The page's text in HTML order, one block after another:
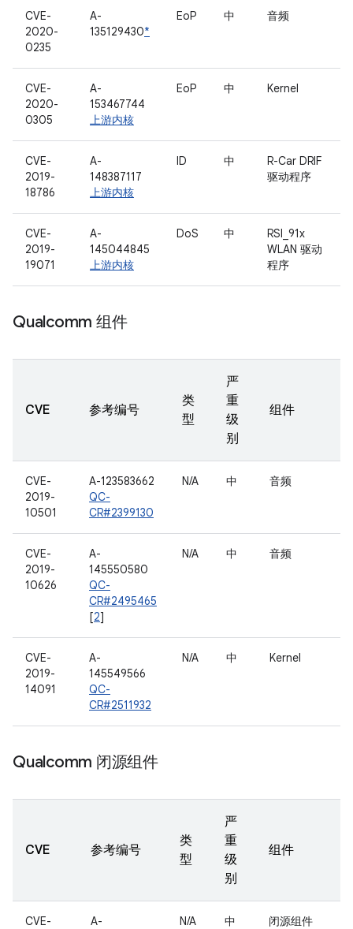
CVE-
2020-
0235
A-
135129430*
EoP 中 音频
CVE-
2020-
0305
A-
153467744
上游内核
EoP 中 Kernel
CVE-
2019-
18786
A-
148387117
上游内核
ID 中
R-Car DRIF
驱动程序
CVE-
2019-
19071
A-
145044845
上游内核
DoS 中
RSI_91x
WLAN 驱动
程序
Qualcomm 组件
CVE 参考编号
类
型
严
重
级
别
组件
CVE-
2019-
10501
A-123583662
QC-
CR#2399130
N/A 中 音频
CVE-
2019-
10626
A-
145550580
QC-
CR#2495465
[2]
N/A 中 音频
CVE-
2019-
14091
A-
145549566
QC-
CR#2511932
N/A 中 Kernel
Qualcomm 闭源组件
CVE 参考编号
类
型
严
重
级
别
组件
CVE-
A-
N/A 中 闭源组件